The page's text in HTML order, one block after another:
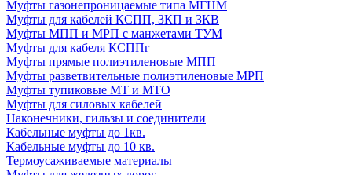
Муфты газонепроницаемые типа МГНМ
Муфты для кабелей КСПП, ЗКП и ЗКВ
Муфты МПП и МРП с манжетами ТУМ
Муфты для кабеля КСППг
Муфты прямые полиэтиленовые МПП
Муфты разветвительные полиэтиленовые МРП
Муфты тупиковые МТ и МТО
Муфты для силовых кабелей
Наконечники, гильзы и соединители
Кабельные муфты до 1кв.
Кабельные муфты до 10 кв.
Термоусаживаемые материалы